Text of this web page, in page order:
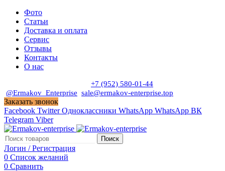
Фото
Статьи
Доставка и оплата
Сервис
Отзывы
Контакты
О нас
+7 (952) 580-01-44
@Ermakov_Enterprise sale@ermakov-enterprise.top
Заказать звонок
Facebook Twitter Одноклассники WhatsApp WhatsApp ВК
Telegram Viber
Поиск
Логин / Регистрация
0 Список желаний
0 Сравнить